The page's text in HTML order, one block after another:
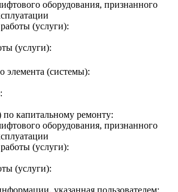
оборудования, признанного
(услуги):
(услуги):
элемента (системы):
капитальному ремонту:
оборудования, признанного
(услуги):
(услуги):